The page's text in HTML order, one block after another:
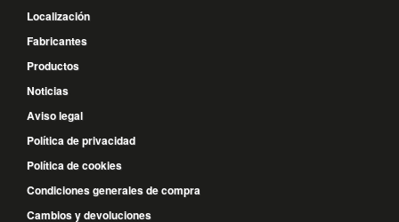
Localización
Fabricantes
Productos
Noticias
Aviso legal
Política de privacidad
Política de cookies
Condiciones generales de compra
Cambios y devoluciones